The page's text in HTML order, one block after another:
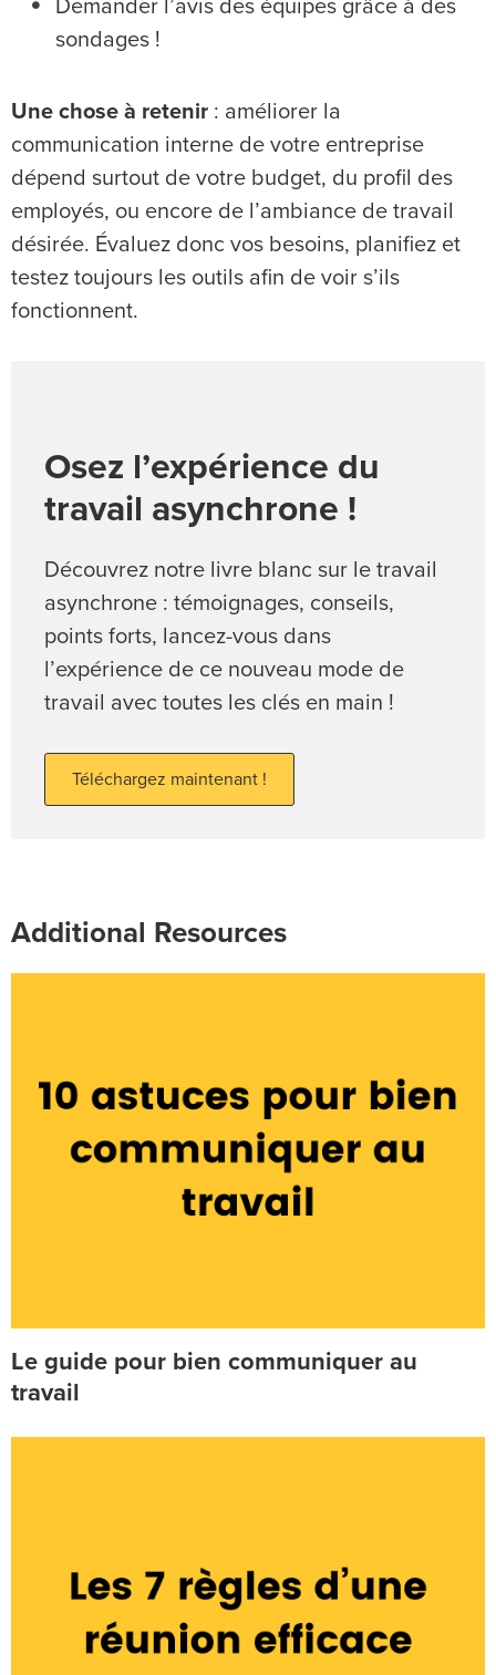
Demander l’avis des équipes grâce à des
sondages !
Une chose à retenir : améliorer la
communication interne de votre entreprise
dépend surtout de votre budget, du profil des
employés, ou encore de l’ambiance de travail
désirée. Évaluez donc vos besoins, planifiez et
testez toujours les outils afin de voir s’ils
fonctionnent.
Osez l’expérience du
travail asynchrone !
Découvrez notre livre blanc sur le travail
asynchrone : témoignages, conseils,
points forts, lancez-vous dans
l’expérience de ce nouveau mode de
travail avec toutes les clés en main !
Téléchargez maintenant !
Additional Resources
Le guide pour bien communiquer au
travail